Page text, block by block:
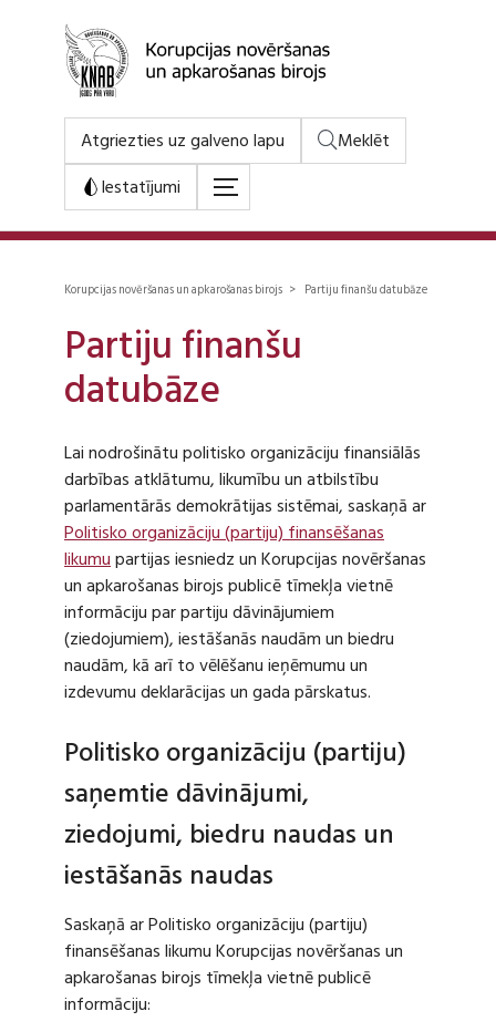
Atgriezties uz galveno lapu
Meklēt
Iestatījumi
Korupcijas novēršanas un apkarošanas birojs > Partiju finanšu datubāze
Partiju finanšu
datubāze
Lai nodrošinātu politisko organizāciju finansiālās
darbības atklātumu, likumību un atbilstību
parlamentārās demokrātijas sistēmai, saskaņā ar
Politisko organizāciju (partiju) finansēšanas
likumupartijas iesniedz un Korupcijas novēršanas
un apkarošanas birojs publicē tīmekļa vietnē
informāciju par partiju dāvinājumiem
(ziedojumiem), iestāšanās naudām un biedru
naudām, kā arī to vēlēšanu ieņēmumu un
izdevumu deklarācijas un gada pārskatus.
Politisko organizāciju (partiju)
saņemtie dāvinājumi,
ziedojumi, biedru naudas un
iestāšanās naudas
Saskaņā ar Politisko organizāciju (partiju)
finansēšanas likumu Korupcijas novēršanas un
apkarošanas birojs tīmekļa vietnē publicē
informāciju: